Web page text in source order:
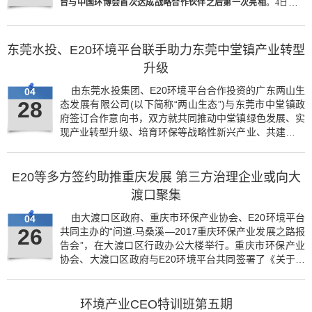
台与中国环博会首次达成战略合作伙伴之后第一次亮相。4日，共
专访等形式形式多角度多维度进行了发布报道，吸引近5000位行业
东莞水投、E20环境平台联手助力东莞中堂镇产业转型
升级
04
28
由东莞水投集团、E20环境平台合作投资的广东两山生
态发展有限公司(以下简称“两山生态”)与东莞市中堂镇政
府签订合作意向书，双方就共同推动中堂镇绿色发展、实
现产业转型升级、培育环保等战略性新兴产业、共建生态
E20等多方签约助推重庆发展 第三方治理企业或向大
渡口聚集
04
26
由大渡口区政府、重庆市环保产业协会、E20环境平台
共同主办的“问道.马桑溪—2017重庆环保产业发展之路报
告会”，在大渡口区行政办公大楼举行。重庆市环保产业
协会、大渡口区政府与E20环境平台共同签署了《关于共
发起设立工业污染第三方治理基金框架合作协议》。
环境产业CEO特训班第五期